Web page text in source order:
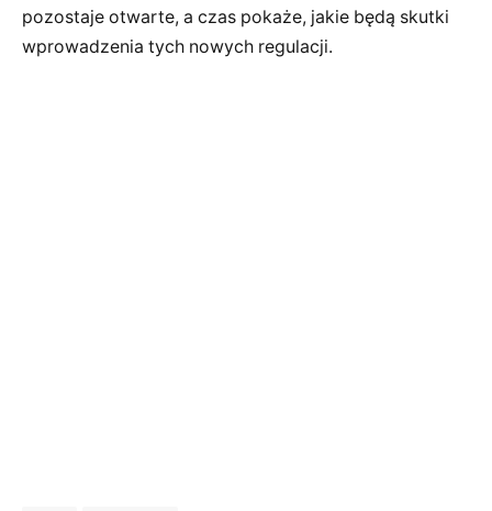
pozostaje otwarte, a czas pokaże, jakie będą skutki
wprowadzenia tych nowych regulacji.